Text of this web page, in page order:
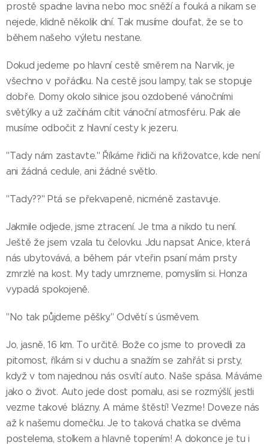
prostě spadne lavina nebo moc sněží a fouká a nikam se
nejede, klidně několik dní. Tak musíme doufat, že se to
během našeho výletu nestane.
Dokud jedeme po hlavní cestě směrem na Narvik, je
všechno v pořádku. Na cestě jsou lampy, tak se stopuje
dobře. Domy okolo silnice jsou ozdobené vánočními
světýlky a už začínám cítit vánoční atmosféru. Pak ale
musíme odbočit z hlavní cesty k jezeru.
"Tady nám zastavte." Říkáme řidiči na křižovatce, kde není
ani žádná cedule, ani žádné světlo.
"Tady??" Ptá se překvapeně, nicméně zastavuje.
Jakmile odjede, jsme ztracení. Je tma a nikdo tu není.
Ještě že jsem vzala tu čelovku. Jdu napsat Anice, která
nás ubytovává, a během pár vteřin psaní mám prsty
zmrzlé na kost. My tady umrzneme, pomyslím si. Honza
vypadá spokojeně.
"No tak půjdeme pěšky." Odvětí s úsměvem.
Jo, jasně, 16 km. To určitě. Bože co jsme to provedli za
pitomost, říkám si v duchu a snažím se zahřát si prsty,
když v tom najednou nás osvítí auto. Naše spása. Máváme
jako o život. Auto jede dost pomalu, asi se rozmýšlí, jestli
vezme takové blázny. A máme štěstí! Vezme! Doveze nás
až k našemu domečku. Je to taková chatka se dvěma
postelema, stolkem a hlavně topením! A dokonce je tu i